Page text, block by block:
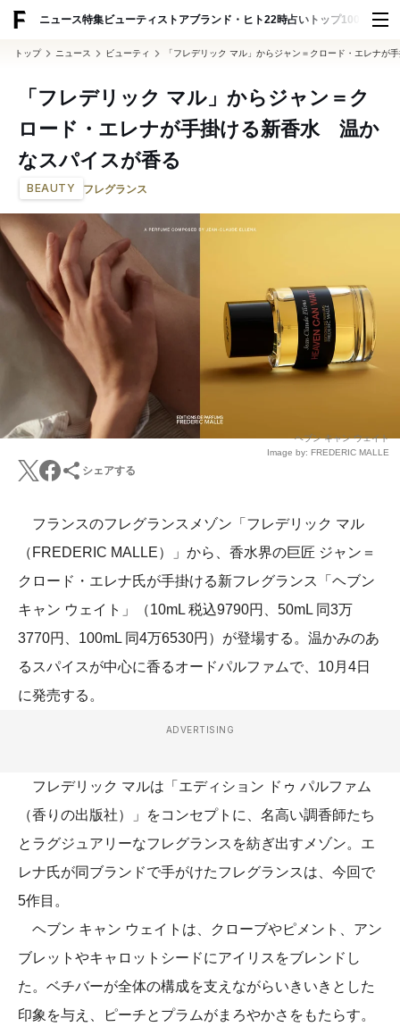
ニュース特集ビューティ ストアブランド・ヒト22時占い トップ100 スナッ
トップ ニュース ビューティ 「フレデリック マル」からジャン＝クロード・エレナ
「フレデリック マル」からジャン＝ク
ロード・エレナが手掛ける新香水 温か
なスパイスが香る
BEAUTY フレグランス
ヘブン キャン ウェイト
Image by: FREDERIC MALLE
シェアする
フランスのフレグランスメゾン「フレデリック マル
（FREDERIC MALLE）」から、香水界の巨匠 ジャン＝
クロード・エレナ氏が手掛ける新フレグランス「ヘブン
キャン ウェイト」（10mL 税込9790円、50mL 同3万
3770円、100mL 同4万6530円）が登場する。温かみのあ
るスパイスが中心に香るオードパルファムで、10月4日
に発売する。
ADVERTISING
フレデリック マルは「エディション ドゥ パルファム
（香りの出版社）」をコンセプトに、名高い調香師たち
とラグジュアリーなフレグランスを紡ぎ出すメゾン。エ
レナ氏が同ブランドで手がけたフレグランスは、今回で
5作目。
ヘブン キャン ウェイトは、クローブやピメント、アン
ブレットやキャロットシードにアイリスをブレンドし
た。ベチバーが全体の構成を支えながらいきいきとした
印象を与え、ピーチとプラムがまろやかさをもたらす。